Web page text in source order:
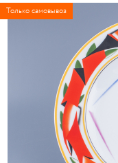
Только самовывоз